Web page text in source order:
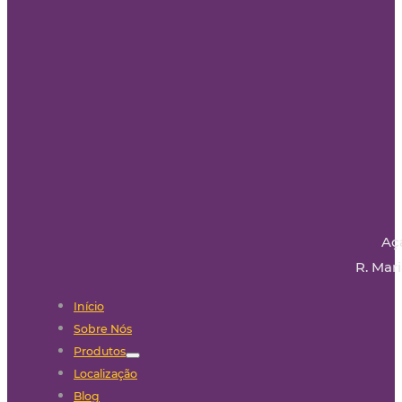
R.
Início
Sobre Nós
Produtos
Localização
Blog